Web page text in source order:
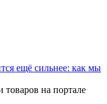
ещё сильнее: как мы
на портале